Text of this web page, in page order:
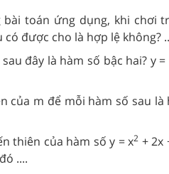
bài toán ứng dụng, khi chơi
được cho là hợp lệ không?
đây là hàm số bậc hai? y =
của m để mỗi hàm số sau là
thiên của hàm số y = x2 + 2x
....